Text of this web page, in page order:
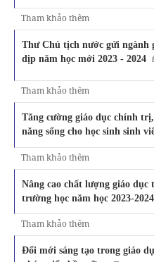
Tham khảo thêm
Thư Chủ tịch nước gửi ngành
dịp năm học mới 2023 - 2024
Tham khảo thêm
Tăng cường giáo dục chính
năng sống cho học sinh sinh
Tham khảo thêm
Nâng cao chất lượng giáo dục
trường học năm học 2023-2024
Tham khảo thêm
Đổi mới sáng tạo trong giáo